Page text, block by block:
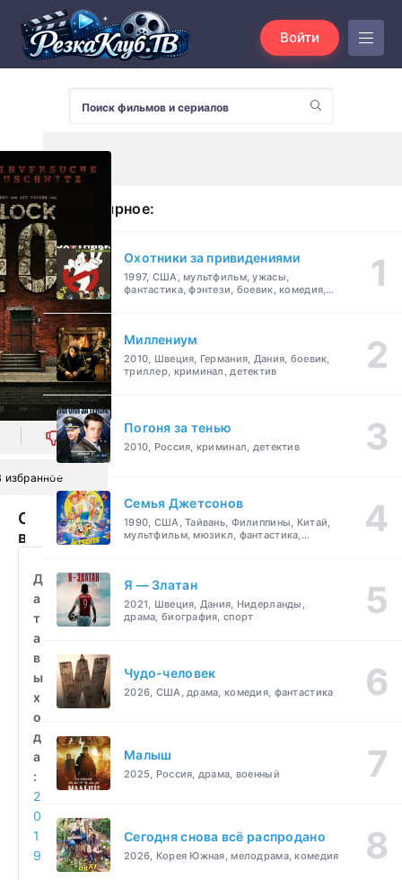
Войти
0
избранное
Сделано
в
Нерассказанная
история
блока
номер
десять
(2019)
смотреть
бесплатно
Д
а
т
а
в
ы
х
о
д
а
:
2
0
1
9
Популярное:
Охотники за привидениями
1997, США, мультфильм, ужасы,
фантастика, фэнтези, боевик, комедия,
Миллениум
2010, Швеция, Германия, Дания, боевик,
триллер, криминал, детектив
Погоня за тенью
2010, Россия, криминал, детектив
Семья Джетсонов
1990, США, Тайвань, Филиппины, Китай,
мультфильм, мюзикл, фантастика,
Я — Златан
2021, Швеция, Дания, Нидерланды,
драма, биография, спорт
Чудо-человек
2026, США, драма, комедия, фантастика
Малыш
2025, Россия, драма, военный
Сегодня снова всё распродано
2026, Корея Южная, мелодрама, комедия